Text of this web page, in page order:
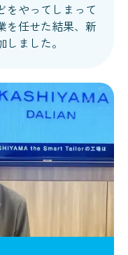
をやってしまって
を任せた結果、新
ました。